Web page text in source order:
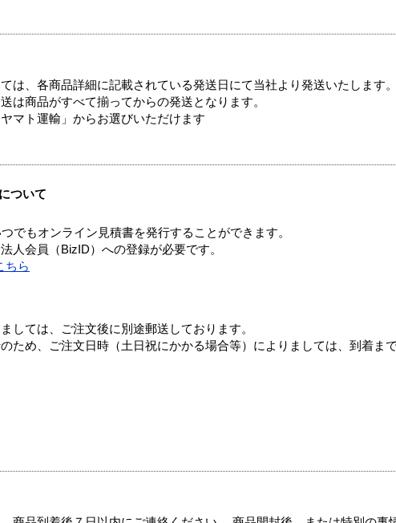
は、各商品詳細に記載されている発送日にて当社より発送いたします。
は商品がすべて揃ってからの発送となります。
マト運輸」からお選びいただけます
ついて
でもオンライン見積書を発行することができます。
人会員（BizID）への登録が必要です。
ちら
しては、ご注文後に別途郵送しております。
ため、ご注文日時（土日祝にかかる場合等）によりましては、到着ま